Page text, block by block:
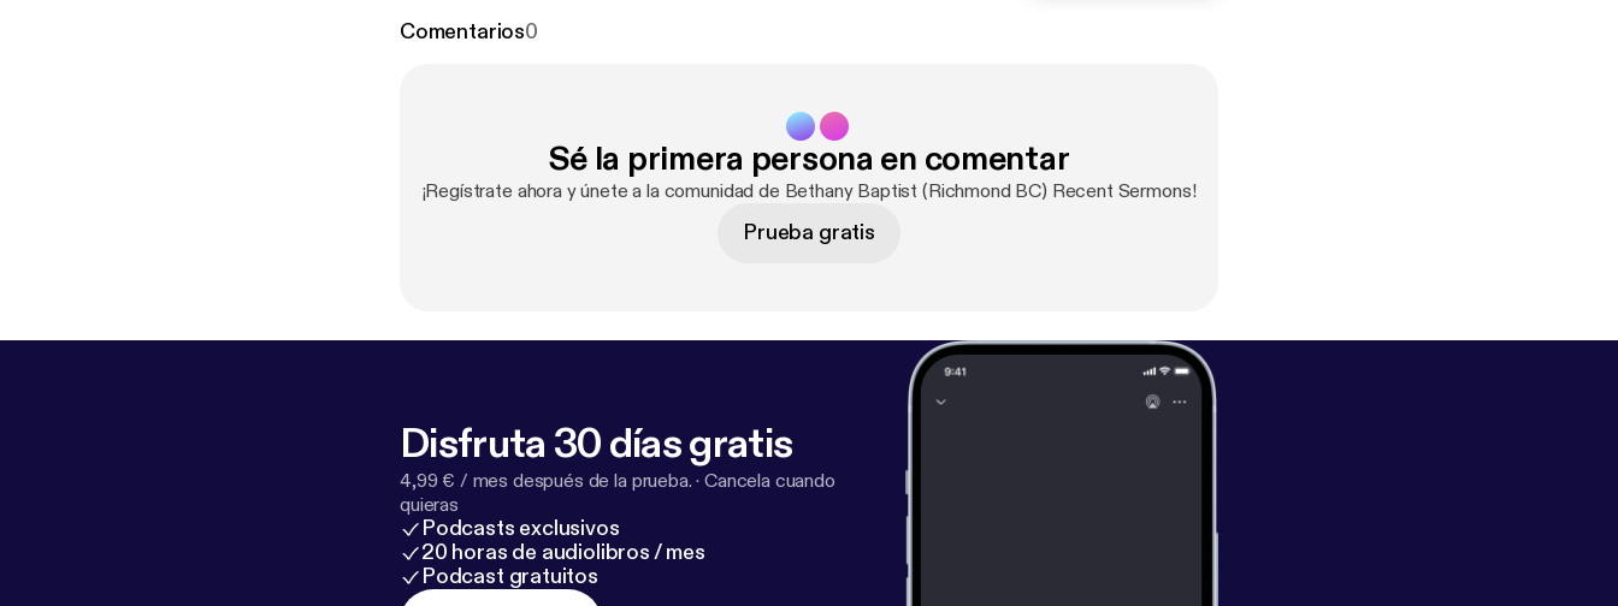
Comentarios0
Sé la primera persona en comentar
¡Regístrate ahora y únete a la comunidad de Bethany Baptist (Richmond BC) Recent Sermons!
Prueba gratis
Disfruta 30 días gratis
4,99 € / mes después de la prueba. ·Cancela cuando
quieras
Podcasts exclusivos
20 horas de audiolibros / mes
Podcast gratuitos